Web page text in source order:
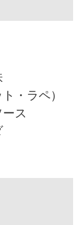
・ラペ）
ース